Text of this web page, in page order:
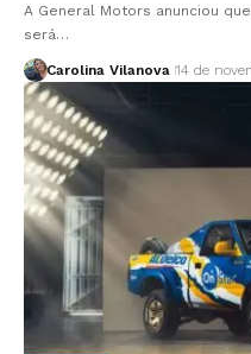
A General Motors anunciou
será…
Carolina Vilanova 14 de